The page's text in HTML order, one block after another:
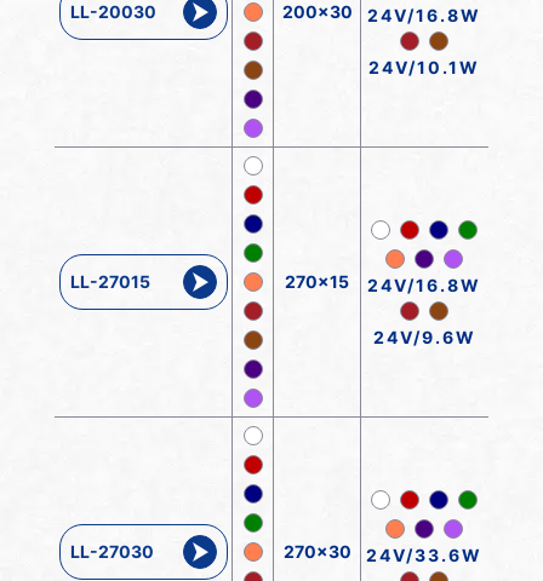
LL-20030 200x30 24V/16.8W
24V/10.1W
LL-27015 270x15 24V/16.8W
24V/9.6W
LL-27030 270x30 24V/33.6W